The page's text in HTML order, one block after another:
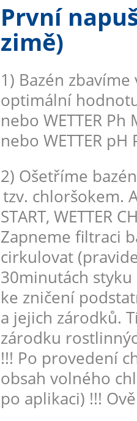
První
zimě)
1) Bazén
optimální hodnotu
nebo WETTER Ph
nebo WETTER
2) Ošetříme
tzv. chloršokem.
START, WETTER
Zapneme filtraci
cirkulovat
30minutách
ke zničení
a jejich zárodků.
zárodku
!!! Po provedení
obsah volného
po aplikaci) !!!